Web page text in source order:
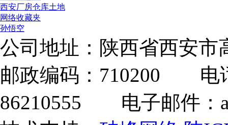
西安厂房仓库土地
网络收藏夹
孙悟空
公司地址：陕西省西安市
邮政编码：710200 电
86210555 电子邮件：